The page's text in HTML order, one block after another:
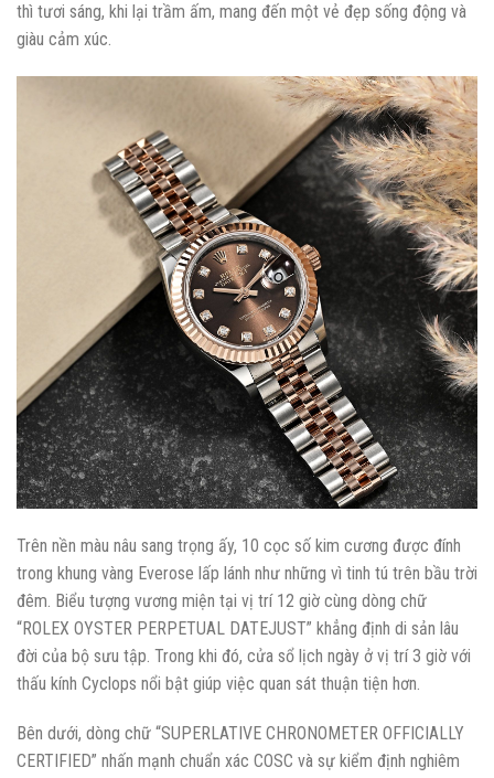
thì tươi sáng, khi lại trầm ấm, mang đến một vẻ đẹp sống động và
giàu cảm xúc.
Trên nền màu nâu sang trọng ấy, 10 cọc số kim cương được đính
trong khung vàng Everose lấp lánh như những vì tinh tú trên bầu trời
đêm. Biểu tượng vương miện tại vị trí 12 giờ cùng dòng chữ
“ROLEX OYSTER PERPETUAL DATEJUST” khẳng định di sản lâu
đời của bộ sưu tập. Trong khi đó, cửa sổ lịch ngày ở vị trí 3 giờ với
thấu kính Cyclops nổi bật giúp việc quan sát thuận tiện hơn.
Bên dưới, dòng chữ “SUPERLATIVE CHRONOMETER OFFICIALLY
CERTIFIED” nhấn mạnh chuẩn xác COSC và sự kiểm định nghiêm